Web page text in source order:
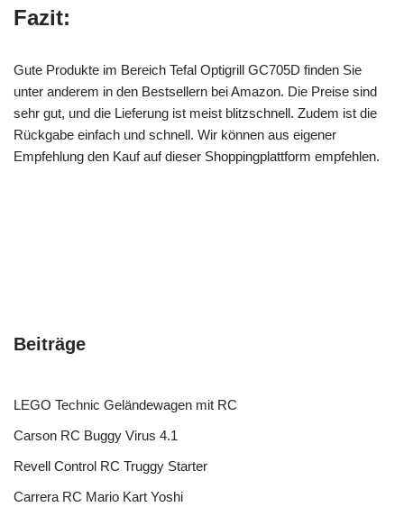
Fazit:
Gute Produkte im Bereich Tefal Optigrill GC705D finden Sie
unter anderem in den Bestsellern bei Amazon. Die Preise sind
sehr gut, und die Lieferung ist meist blitzschnell. Zudem ist die
Rückgabe einfach und schnell. Wir können aus eigener
Empfehlung den Kauf auf dieser Shoppingplattform empfehlen.
Beiträge
LEGO Technic Geländewagen mit RC
Carson RC Buggy Virus 4.1
Revell Control RC Truggy Starter
Carrera RC Mario Kart Yoshi